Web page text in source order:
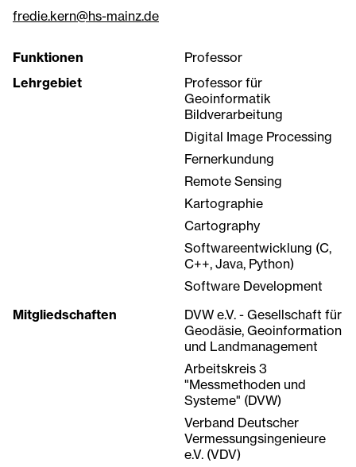
fredie.kern@hs-mainz.de
Funktionen
Professor
Lehrgebiet
Professor für
Geoinformatik
Bildverarbeitung
Digital Image Processing
Fernerkundung
Remote Sensing
Kartographie
Cartography
Softwareentwicklung (C,
C++, Java, Python)
Software Development
Mitgliedschaften
DVW e.V. - Gesellschaft für
Geodäsie, Geoinformation
und Landmanagement
Arbeitskreis 3
"Messmethoden und
Systeme" (DVW)
Verband Deutscher
Vermessungsingenieure
e.V. (VDV)